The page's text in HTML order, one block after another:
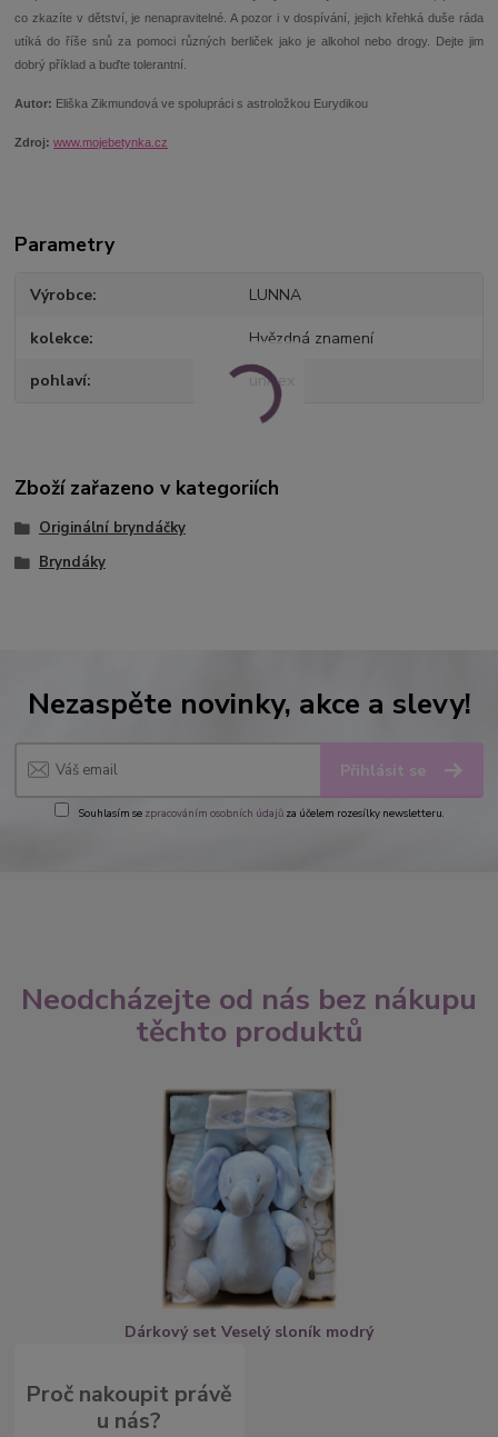
co zkazíte v dětství, je nenapravitelné. A pozor i v dospívání, jejich křehká duše ráda
utíká do říše snů za pomoci různých berliček jako je alkohol nebo drogy. Dejte jim
dobrý příklad a buďte tolerantní.
Autor: Eliška Zikmundová ve spolupráci s astroložkou Eurydikou
Zdroj:www.mojebetynka.cz
Parametry
Výrobce LUNNA
kolekce Hvězdná znamení
pohlaví unisex
Zboží zařazeno v kategoriích
Originální bryndáčky
Bryndáky
Nezaspěte novinky, akce a slevy!
Přihlásit se
Souhlasím se zpracováním osobních údajůza účelem rozesílky newsletteru.
Neodcházejte od nás bez nákupu
těchto produktů
Dárkový set Veselý sloník modrý
Proč nakoupit právě
u nás?